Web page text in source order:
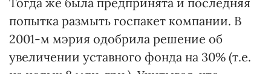
попытка размыть госпакет компании. В
2001-м мэрия одобрила решение об
увеличении уставного фонда на 30% (т.е.